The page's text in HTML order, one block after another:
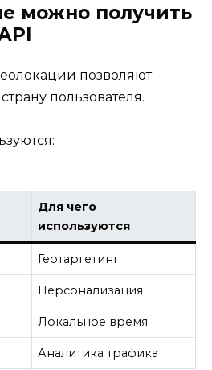
можно получить
позволяют
пользователя.
Для чего
используются
Геотаргетинг
Персонализация
Локальное время
Аналитика трафика